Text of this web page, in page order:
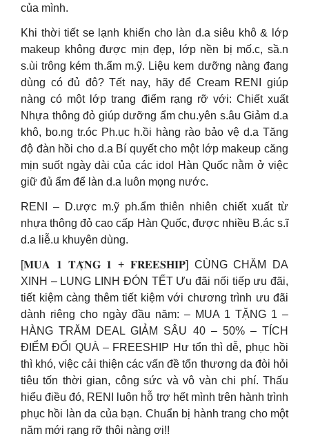
của mình.
Khi thời tiết se lạnh khiến cho làn d.a siêu khô & lớp
makeup không được mịn đẹp, lớp nền bị mố.c, sầ.n
s.ùi trông kém th.ẩm m.ỹ. Liệu kem dưỡng nàng đang
dùng có đủ đô? Tết nay, hãy để Cream RENI giúp
nàng có một lớp trang điểm rạng rỡ với: Chiết xuất
Nhựa thông đỏ giúp dưỡng ẩm chu.yên s.âu Giảm d.a
khô, bo.ng tr.óc Ph.ục h.ồi hàng rào bảo vệ d.a Tăng
độ đàn hồi cho d.a Bí quyết cho một lớp makeup căng
mịn suốt ngày dài của các idol Hàn Quốc nằm ở việc
giữ đủ ẩm để làn d.a luôn mọng nước.
RENI – D.ược m.ỹ ph.ẩm thiên nhiên chiết xuất từ
nhựa thông đỏ cao cấp Hàn Quốc, được nhiều B.ác s.ĩ
d.a liễ.u khuyên dùng.
[𝐌𝐔𝐀 𝟏 𝐓𝐀̣̆𝐍𝐆 𝟏 + 𝐅𝐑𝐄𝐄𝐒𝐇𝐈𝐏] CÙNG CHĂM DA
XINH – LUNG LINH ĐÓN TẾT Ưu đãi nối tiếp ưu đãi,
tiết kiệm càng thêm tiết kiệm với chương trình ưu đãi
dành riêng cho ngày đầu năm: – MUA 1 TẶNG 1 –
HÀNG TRĂM DEAL GIẢM SÂU 40 – 50% – TÍCH
ĐIỂM ĐỔI QUÀ – FREESHIP Hư tổn thì dễ, phục hồi
thì khó, việc cải thiện các vấn đề tổn thương da đòi hỏi
tiêu tốn thời gian, công sức và vô vàn chi phí. Thấu
hiểu điều đó, RENI luôn hỗ trợ hết mình trên hành trình
phục hồi làn da của bạn. Chuẩn bị hành trang cho một
năm mới rạng rỡ thôi nàng ơi!!